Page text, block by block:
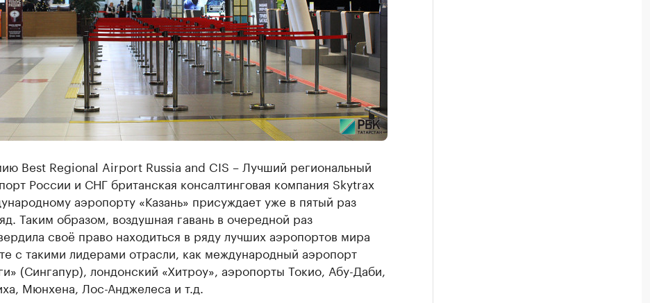
Best Regional Airport Russia and CIS – Лучший региональный
России и СНГ британская консалтинговая компания Skytrax
аэропорту «Казань» присуждает уже в пятый раз
Таким образом, воздушная гавань в очередной раз
своё право находиться в ряду лучших аэропортов мира
с такими лидерами отрасли, как международный аэропорт
(Сингапур), лондонский «Хитроу», аэропорты Токио, Абу-Даби,
Мюнхена, Лос-Анджелеса и т.д.